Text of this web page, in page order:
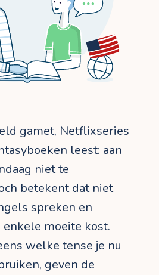
gamet, Netflixseries
leest: aan
niet te
betekent dat niet
spreken en
moeite kost.
welke tense je nu
geven de